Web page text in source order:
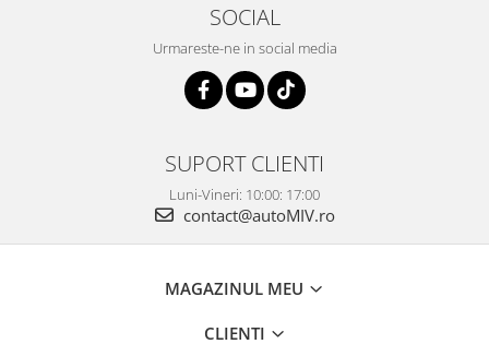
SOCIAL
Urmareste-ne in social media
SUPORT CLIENTI
Luni-Vineri: 10:00: 17:00
contact@autoMIV.ro
MAGAZINUL MEU
CLIENTI